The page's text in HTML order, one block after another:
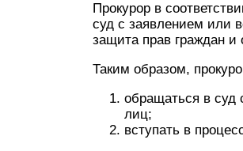
Прокурор в
суд с заявлением или
защита прав граждан и
Таким образом,
обращаться в суд
лиц;
вступать в